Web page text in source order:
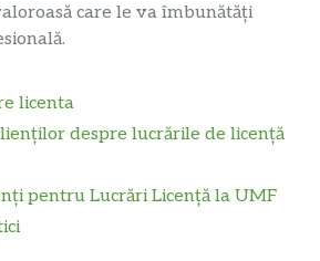
care le va îmbunătăți
licenta
despre lucrările de licență
pentru Lucrări Licență la UMF